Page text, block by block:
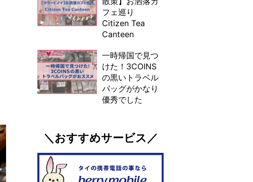
フェ巡り
Citizen Tea
Canteen
一時帰国で見つ
けた！3COINS
の黒いトラベル
バッグがかなり
優秀でした
＼おすすめサービス／